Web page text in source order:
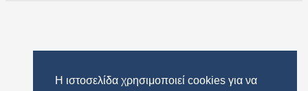
Η ιστοσελίδα χρησιμοποιεί cookies για να